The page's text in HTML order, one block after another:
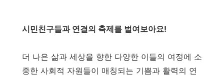
시민친구들과 연결의 축제를 벌여보아요!
더 나은 삶과 세상을 향한 다양한 이들의 여정에 소
중한 사회적 자원들이 매칭되는 기쁨과 활력의 연